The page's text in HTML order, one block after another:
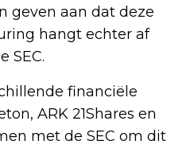
geven aan dat deze
hangt echter af
SEC.
financiële
ARK 21Shares en
met de SEC om dit